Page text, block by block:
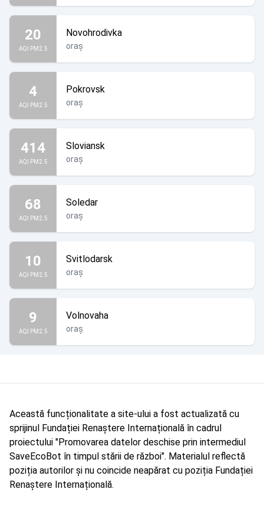
20
AQI PM2.5
Novohrodivka
oraș
4
AQI PM2.5
Pokrovsk
oraș
414
AQI PM2.5
Sloviansk
oraș
68
AQI PM2.5
Soledar
oraș
10
AQI PM2.5
Svitlodarsk
oraș
9
AQI PM2.5
Volnovaha
oraș
Această funcționalitate a site-ului a fost actualizată cu
sprijinul Fundației Renaștere Internațională în cadrul
proiectului "Promovarea datelor deschise prin intermediul
SaveEcoBot în timpul stării de război". Materialul reflectă
poziția autorilor și nu coincide neapărat cu poziția Fundației
Renaștere Internațională.